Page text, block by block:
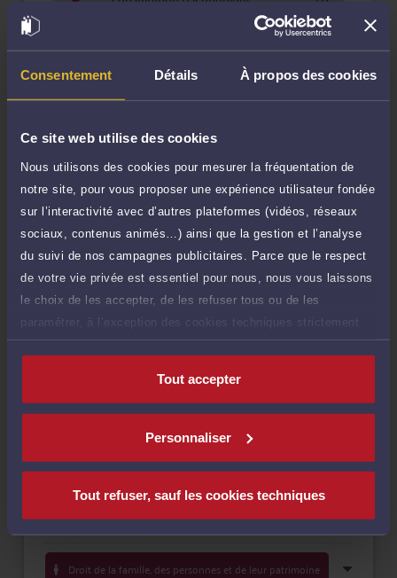
Consentement Détails À propos des cookies
Ce site web utilise des cookies
Nous utilisons des cookies pour mesurer la fréquentation de
notre site, pour vous proposer une expérience utilisateur fondée
sur l’interactivité avec d’autres plateformes (vidéos, réseaux
sociaux, contenus animés…) ainsi que la gestion et l’analyse
du suivi de nos campagnes publicitaires. Parce que le respect
de votre vie privée est essentiel pour nous, nous vous laissons
le choix de les accepter, de les refuser tous ou de les
paramétrer, à l’exception des cookies techniques strictement
nécessaires au fonctionnement du site.
Tout accepter
Personnaliser
Tout refuser, sauf les cookies techniques
100 €
Demander un rappel
Question simple
de 1.000 caractères)
50 €
Poser une question
Consultation écrite
Etude de votre dossier + possibilité
d'ajout d'une pièce jointe
200 €
Consulter par écrit
Payer des honoraires ou une facture
Vous souhaitez payer une facture ou des
honoraires à l’avocat par Carte Bancaire.
Payer
Compétences
Droit de la famille, des personnes et de leur patrimoine